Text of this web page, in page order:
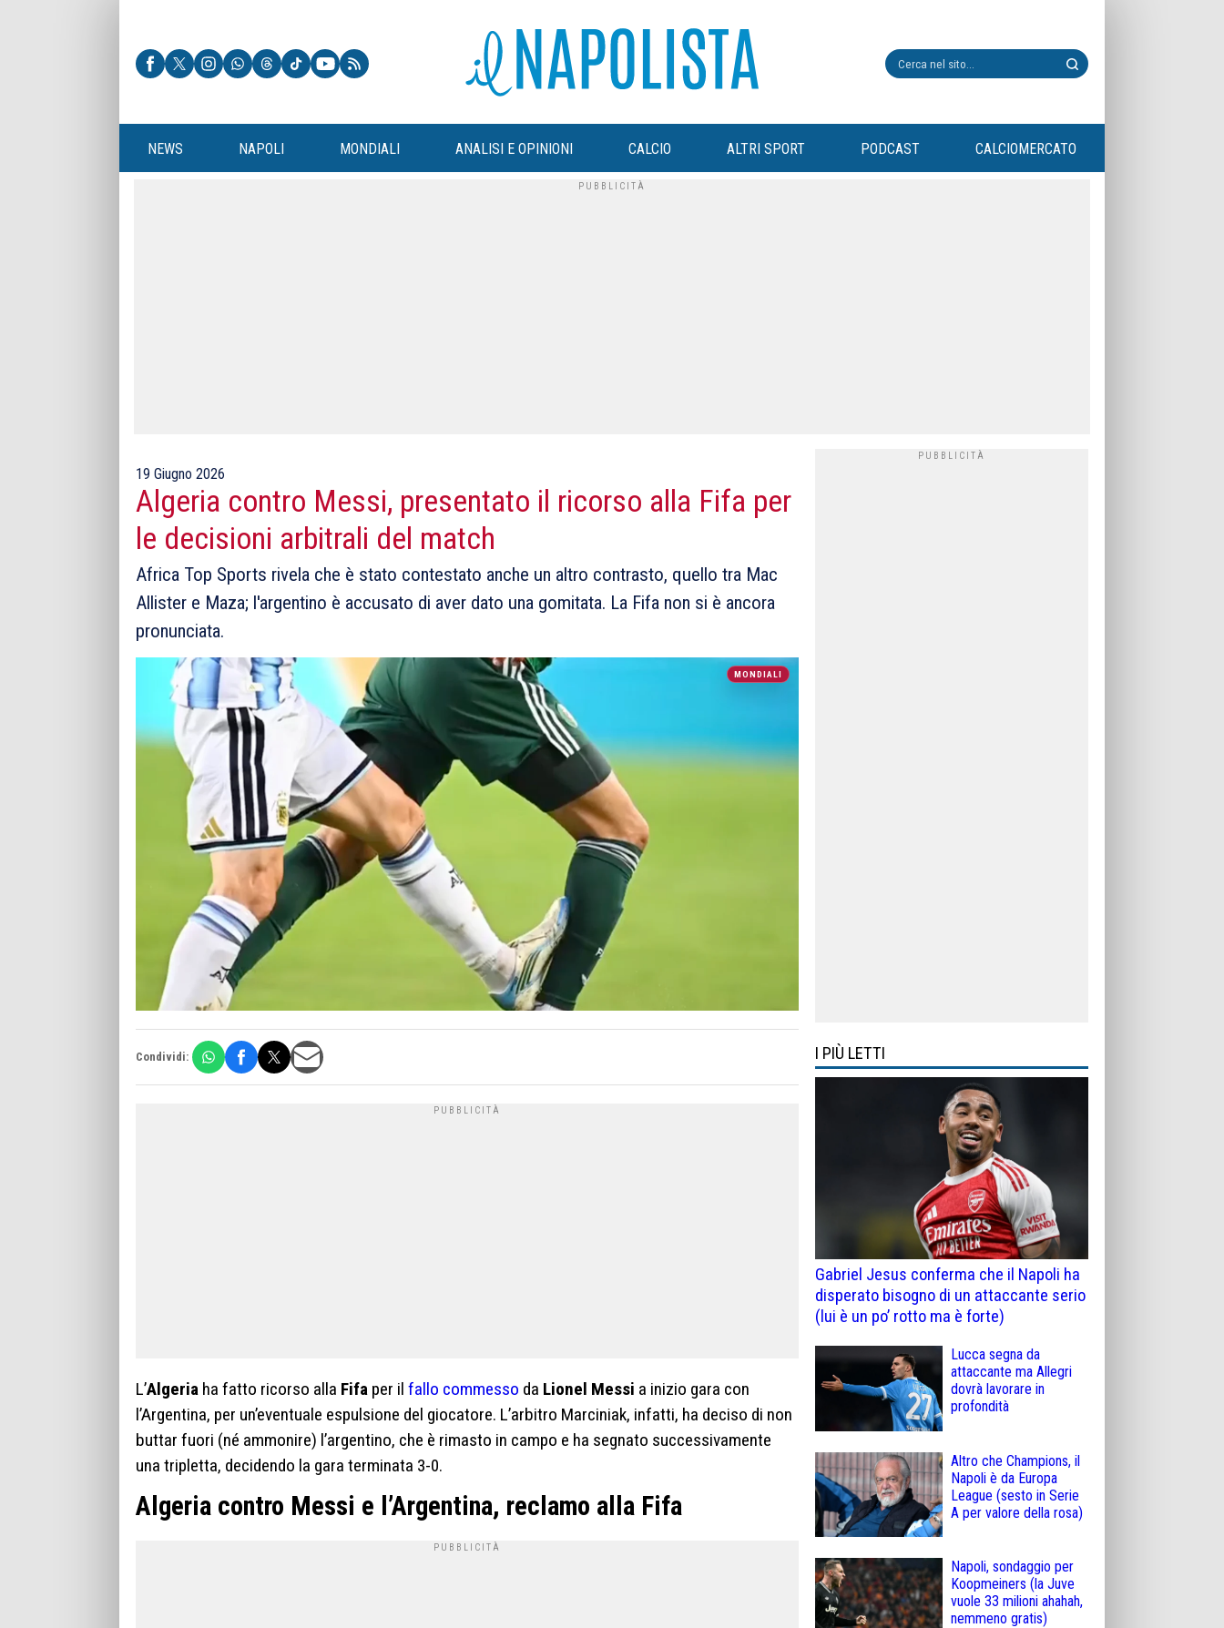
NEWS NAPOLI MONDIALI ANALISI E OPINIONI CALCIO ALTRI SPORT PODCAST CALCIOMERCATO
19 Giugno 2026
Algeria contro Messi, presentato il ricorso alla Fifa per
le decisioni arbitrali del match
Africa Top Sports rivela che è stato contestato anche un altro contrasto, quello tra Mac
Allister e Maza; l'argentino è accusato di aver dato una gomitata. La Fifa non si è ancora
pronunciata.
MONDIALI
Condividi:
L’Algeria ha fatto ricorso alla Fifa per il fallo commesso da Lionel Messi a inizio gara con
l’Argentina, per un’eventuale espulsione del giocatore. L’arbitro Marciniak, infatti, ha deciso di non
buttar fuori (né ammonire) l’argentino, che è rimasto in campo e ha segnato successivamente
una tripletta, decidendo la gara terminata 3-0.
Algeria contro Messi e l’Argentina, reclamo alla Fifa
I PIÙ LETTI
Gabriel Jesus conferma che il Napoli ha
disperato bisogno di un attaccante serio
(lui è un po’ rotto ma è forte)
Lucca segna da
attaccante ma Allegri
dovrà lavorare in
profondità
Altro che Champions, il
Napoli è da Europa
League (sesto in Serie
A per valore della rosa)
Napoli, sondaggio per
Koopmeiners (la Juve
vuole 33 milioni ahahah,
nemmeno gratis)